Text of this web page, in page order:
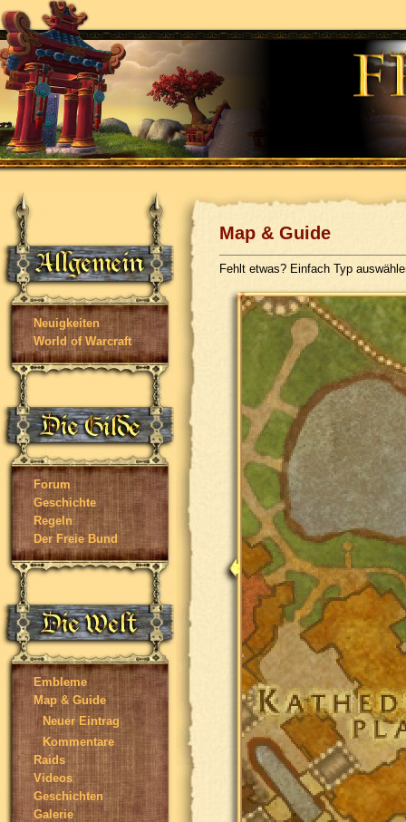
Neuigkeiten
World of Warcraft
Forum
Geschichte
Regeln
Der Freie Bund
Embleme
Map & Guide
Neuer Eintrag
Kommentare
Raids
Videos
Geschichten
Galerie
Map & Guide
Fehlt etwas? Einfach Typ